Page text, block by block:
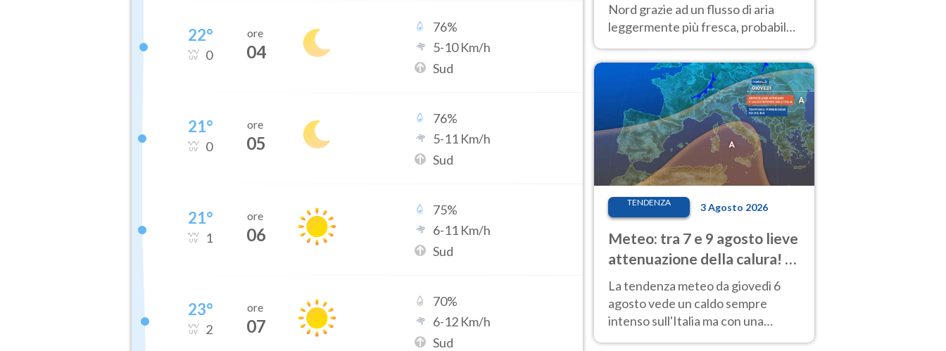
22°
0
ore
04
76%
5-10Km/h
Sud
21°
0
ore
05
76%
5-11 Km/h
Sud
21°
1
ore
06
75%
6-11 Km/h
Sud
23°
2
ore
07
70%
6-12 Km/h
Sud
Nord grazie ad un flusso di aria
leggermente più fresca, probabile
africano entro Ferragosto
TENDENZA 3 Agosto 2026
Meteo: tra 7 e 9 agosto lieve
attenuazione della calura! Al
Nord rischio temporali
La tendenza meteo da giovedì 6
agosto vede un caldo sempre
intenso sull'Italia ma con una
parziale e lieve attenuazione tra il 7